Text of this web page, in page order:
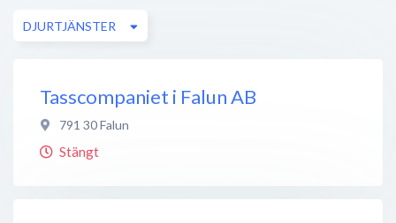
DJURTJÄNSTER
Tasscompaniet i Falun AB
791 30Falun
Stängt